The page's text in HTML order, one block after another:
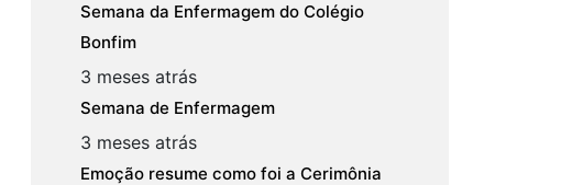
Semana da Enfermagem do Colégio
Bonfim
3 meses atrás
Semana de Enfermagem
3 meses atrás
Emoção resume como foi a Cerimônia